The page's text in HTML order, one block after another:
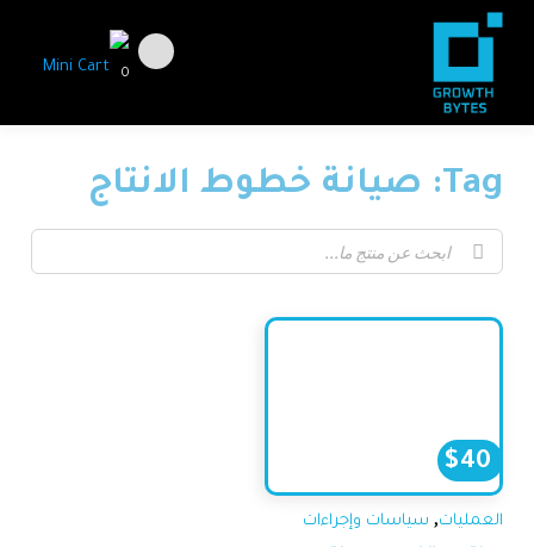
0
Tag: صيانة خطوط الانتاج
$40
العمليات, سياسات وإجراءات